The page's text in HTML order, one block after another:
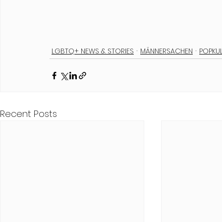
LGBTQ+ NEWS & STORIES MÄNNERSACHEN
Recent Posts